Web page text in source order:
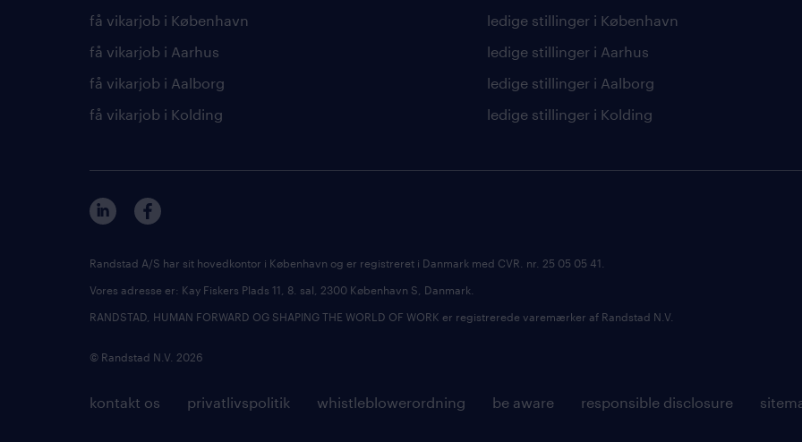
få vikarjob i København
få vikarjob i Aarhus
få vikarjob i Aalborg
få vikarjob i Kolding
ledige stillinger i København
ledige stillinger i Aarhus
ledige stillinger i Aalborg
ledige stillinger i Kolding
kontakt os privatlivspolitik whistleblowerordning be aware responsible disclosure
Randstad A/S har sit hovedkontor i København og er registreret i Danmark med CVR. nr. 25 05 05 41.
Vores adresse er: Kay Fiskers Plads 11, 8. sal, 2300 København S, Danmark.
RANDSTAD, HUMAN FORWARD OG SHAPING THE WORLD OF WORK er registrerede varemærker af Randstad N.V.
© Randstad N.V. 2026